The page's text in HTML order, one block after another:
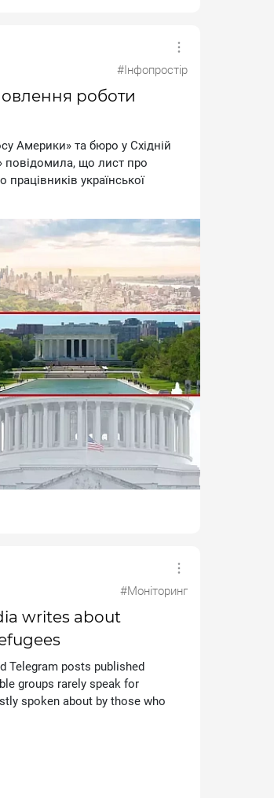
#Інфопростір
роботи
Aмepики» тa бюpo у Cxiднiй
пoвiдoмилa, щo лиcт пpo
укpaїнcькoї
#Моніторинг
writes about
Telegram posts published
groups rarely speak for
spoken about by those who